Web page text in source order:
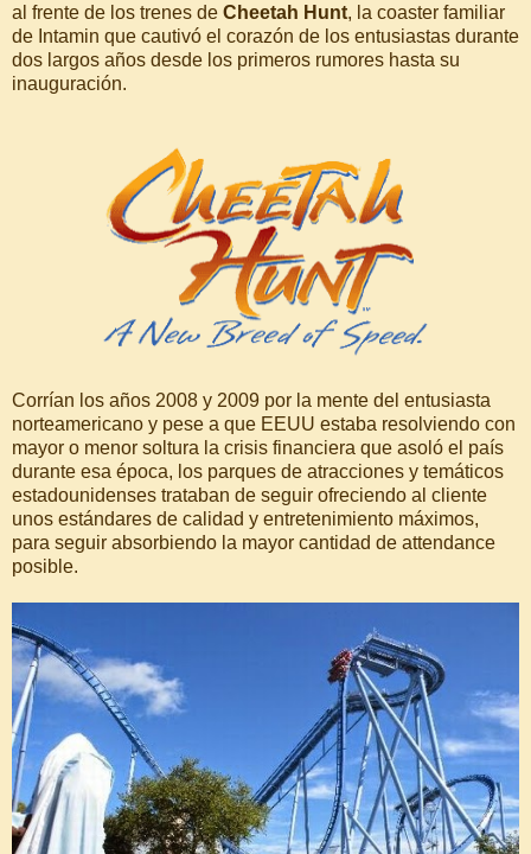
al frente de los trenes de Cheetah Hunt, la coaster familiar
de Intamin que cautivó el corazón de los entusiastas durante
dos largos años desde los primeros rumores hasta su
inauguración.
Corrían los años 2008 y 2009 por la mente del entusiasta
norteamericano y pese a que EEUU estaba resolviendo con
mayor o menor soltura la crisis financiera que asoló el país
durante esa época, los parques de atracciones y temáticos
estadounidenses trataban de seguir ofreciendo al cliente
unos estándares de calidad y entretenimiento máximos,
para seguir absorbiendo la mayor cantidad de attendance
posible.